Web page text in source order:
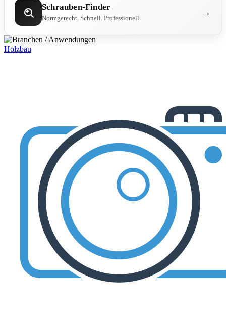
Schrauben-Finder
Normgerecht. Schnell. Professionell. →
Holzbau